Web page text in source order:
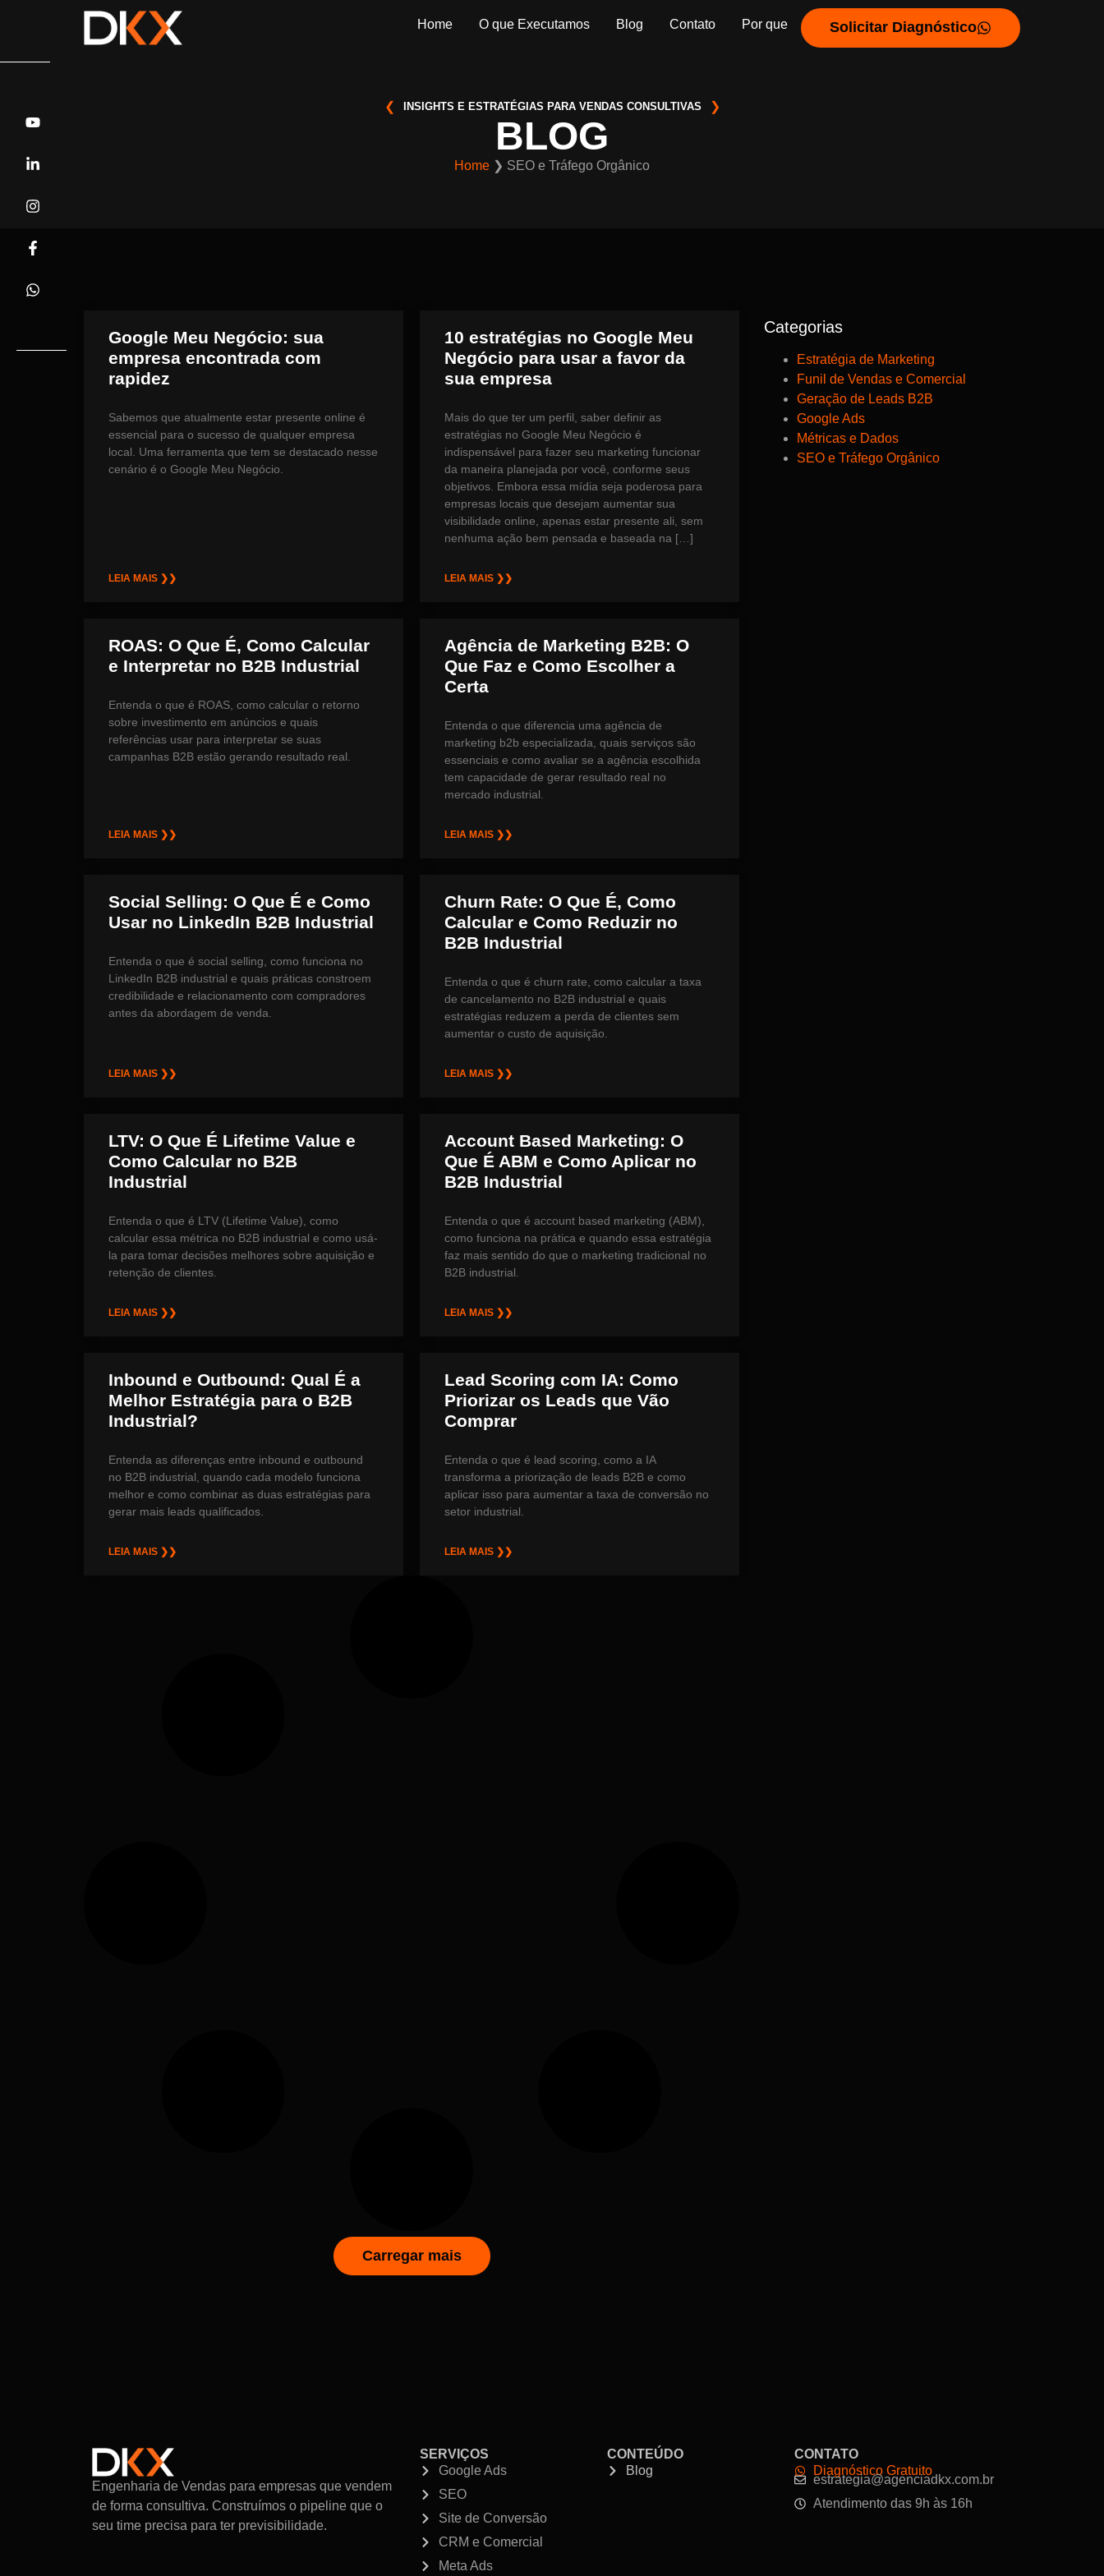
Home O que Executamos Blog Contato Por que Solicitar Diagnóstico
INSIGHTS E ESTRATÉGIAS PARA VENDAS CONSULTIVAS
BLOG
Home ❯ SEO e Tráfego Orgânico
Google Meu Negócio: sua
empresa encontrada com
rapidez
Sabemos que atualmente estar presente online é
essencial para o sucesso de qualquer empresa
local. Uma ferramenta que tem se destacado nesse
cenário é o Google Meu Negócio.
LEIA MAIS ❯❯
10 estratégias no Google Meu
Negócio para usar a favor da
sua empresa
Mais do que ter um perfil, saber definir as
estratégias no Google Meu Negócio é
indispensável para fazer seu marketing funcionar
da maneira planejada por você, conforme seus
objetivos. Embora essa mídia seja poderosa para
empresas locais que desejam aumentar sua
visibilidade online, apenas estar presente ali, sem
nenhuma ação bem pensada e baseada na […]
LEIA MAIS ❯❯
ROAS: O Que É, Como Calcular
e Interpretar no B2B Industrial
Entenda o que é ROAS, como calcular o retorno
sobre investimento em anúncios e quais
referências usar para interpretar se suas
campanhas B2B estão gerando resultado real.
LEIA MAIS ❯❯
Agência de Marketing B2B: O
Que Faz e Como Escolher a
Certa
Entenda o que diferencia uma agência de
marketing b2b especializada, quais serviços são
essenciais e como avaliar se a agência escolhida
tem capacidade de gerar resultado real no
mercado industrial.
LEIA MAIS ❯❯
Social Selling: O Que É e Como
Usar no LinkedIn B2B Industrial
Entenda o que é social selling, como funciona no
LinkedIn B2B industrial e quais práticas constroem
credibilidade e relacionamento com compradores
antes da abordagem de venda.
LEIA MAIS ❯❯
Churn Rate: O Que É, Como
Calcular e Como Reduzir no
B2B Industrial
Entenda o que é churn rate, como calcular a taxa
de cancelamento no B2B industrial e quais
estratégias reduzem a perda de clientes sem
aumentar o custo de aquisição.
LEIA MAIS ❯❯
LTV: O Que É Lifetime Value e
Como Calcular no B2B
Industrial
Entenda o que é LTV (Lifetime Value), como
calcular essa métrica no B2B industrial e como usá-
la para tomar decisões melhores sobre aquisição e
retenção de clientes.
LEIA MAIS ❯❯
Account Based Marketing: O
Que É ABM e Como Aplicar no
B2B Industrial
Entenda o que é account based marketing (ABM),
como funciona na prática e quando essa estratégia
faz mais sentido do que o marketing tradicional no
B2B industrial.
LEIA MAIS ❯❯
Inbound e Outbound: Qual É a
Melhor Estratégia para o B2B
Industrial?
Entenda as diferenças entre inbound e outbound
no B2B industrial, quando cada modelo funciona
melhor e como combinar as duas estratégias para
gerar mais leads qualificados.
LEIA MAIS ❯❯
Lead Scoring com IA: Como
Priorizar os Leads que Vão
Comprar
Entenda o que é lead scoring, como a IA
transforma a priorização de leads B2B e como
aplicar isso para aumentar a taxa de conversão no
setor industrial.
LEIA MAIS ❯❯
Carregar mais
Categorias
Estratégia de Marketing
Funil de Vendas e Comercial
Geração de Leads B2B
Google Ads
Métricas e Dados
SEO e Tráfego Orgânico
Engenharia de Vendas para empresas que vendem
de forma consultiva. Construímos o pipeline que o
seu time precisa para ter previsibilidade.
SERVIÇOS
Google Ads
SEO
Site de Conversão
CRM e Comercial
Meta Ads
CONTEÚDO
Blog
CONTATO
Diagnóstico Gratuito
estrategia@agenciadkx.com.br
Atendimento das 9h às 16h